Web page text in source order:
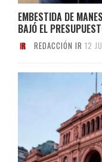
EMBESTIDA DE
BAJÓ EL
REDACCIÓN IR 12